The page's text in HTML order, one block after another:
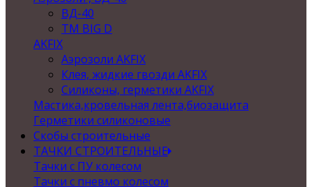
ВД-40
TM BIG D
AKFIX
Аэрозоли AKFIX
Клея, жидкие гвозди AKFIX
Силиконы, герметики AKFIX
Мастика,кровельная лента,биозащита
Герметики силиконовые
Скобы строительные
ТАЧКИ СТРОИТЕЛЬНЫЕ
Тачки с ПУ колесом
Тачки с пневмо колесом